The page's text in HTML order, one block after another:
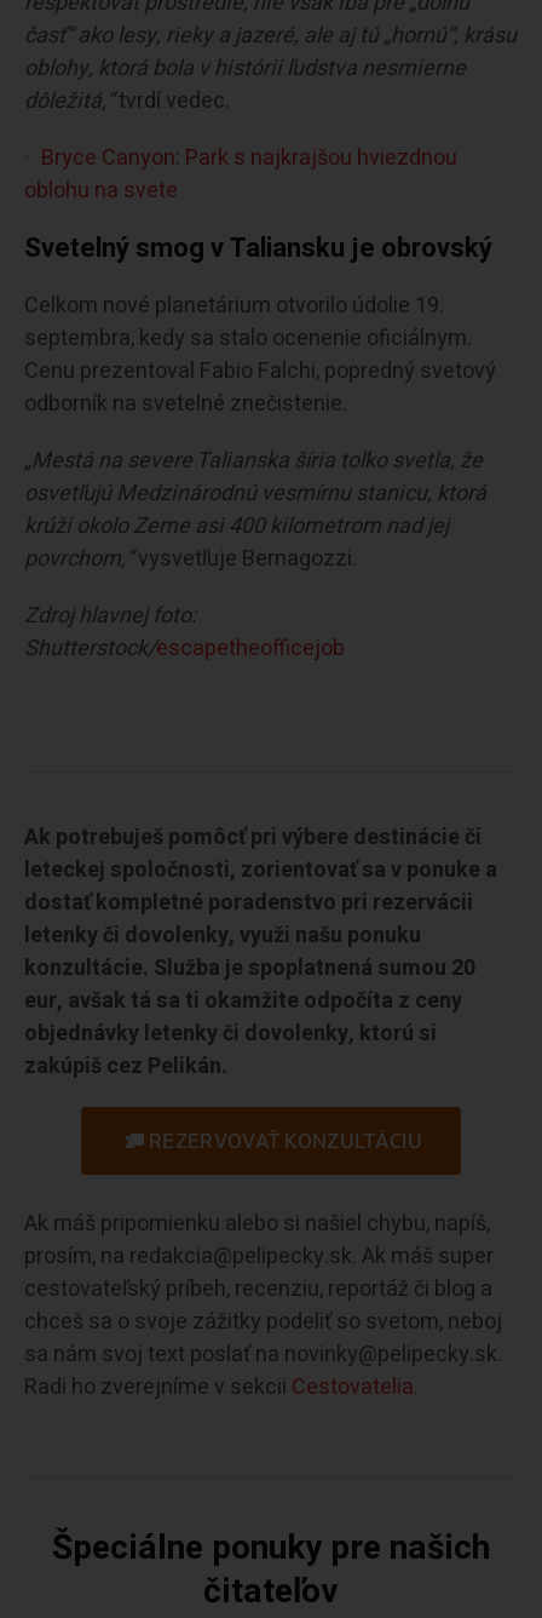
časť“ ako lesy, rieky a jazeré, ale aj tú „hornú“, krásu
oblohy, ktorá bola v histórii ľudstva nesmierne
dôležitá,“tvrdí vedec.
Bryce Canyon: Park s najkrajšou hviezdnou
oblohu na svete
Svetelný smog v Taliansku je obrovský
Celkom nové planetárium otvorilo údolie 19.
septembra, kedy sa stalo ocenenie oficiálnym.
Cenu prezentoval Fabio Falchi, popredný svetový
odborník na svetelné znečistenie.
„Mestá na severe Talianska šíria toľko svetla, že
osvetľujú Medzinárodnú vesmírnu stanicu, ktorá
krúži okolo Zeme asi 400 kilometrom nad jej
povrchom,“vysvetľuje Bernagozzi.
Zdroj hlavnej foto:
Shutterstock/escapetheofficejob
Ak potrebuješ pomôcť pri výbere destinácie či
leteckej spoločnosti, zorientovať sa v ponuke a
dostať kompletné poradenstvo pri rezervácii
letenky či dovolenky, využi našu ponuku
konzultácie. Služba je spoplatnená sumou 20
eur, avšak tá sa ti okamžite odpočíta z ceny
objednávky letenky či dovolenky, ktorú si
zakúpiš cez Pelikán.
REZERVOVAŤ KONZULTÁCIU
Ak máš pripomienku alebo si našiel chybu, napíš,
prosím, na redakcia@pelipecky.sk. Ak máš super
cestovateľský príbeh, recenziu, reportáž či blog a
chceš sa o svoje zážitky podeliť so svetom, neboj
sa nám svoj text poslať na novinky@pelipecky.sk.
Radi ho zverejníme v sekcii Cestovatelia.
Špeciálne ponuky pre našich
čitateľov